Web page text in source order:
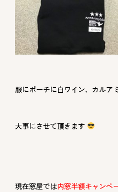
服にポーチに白ワイン、カルア
大事にさせて頂きます
現在窓屋では内窓半額キャンペ